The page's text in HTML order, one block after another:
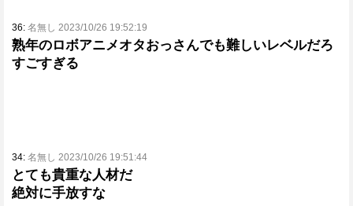
36: 名無し 2023/10/26 19:52:19
熟年のロボアニメオタおっさんでも難しいレベルだろ
すごすぎる
34: 名無し 2023/10/26 19:51:44
とても貴重な人材だ
絶対に手放すな